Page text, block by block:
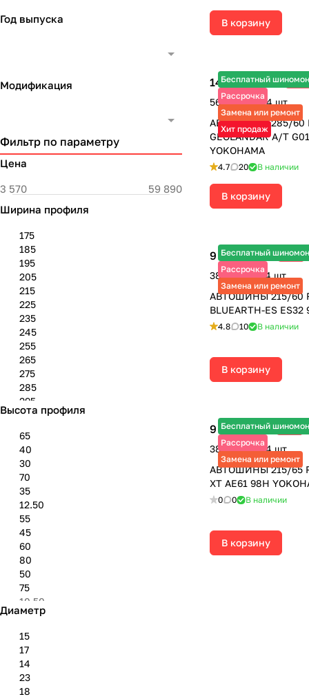
В корзину
Бесплатный
Рассрочка
Замена или ремонт
Хит продаж
14 120 ₽20 170 ₽ -
56 480 ₽ за 4 шт.
АВТОШИНЫ 285/60
GEOLANDAR A/T
YOKOHAMA
4.7 20 В наличии
В корзину
Бесплатный
Рассрочка
Замена или ремонт
9 680 ₽9 980 ₽ -3%
38 720 ₽ за 4 шт.
АВТОШИНЫ 215/60
BLUEARTH-ES ES32
4.8 10 В наличии
В корзину
Бесплатный
Рассрочка
Замена или ремонт
9 685 ₽9 985 ₽ -3%
38 740 ₽ за 4 шт.
АВТОШИНЫ 215/65
XT AE61 98H
0 0 В наличии
В корзину
Год выпуска
Модификация
Фильтр по параметру
Цена
Ширина профиля
175
185
195
205
215
225
235
245
255
265
275
285
295
305
325
33''
155
165
30''
31''
Высота профиля
65
40
30
70
35
12.50
55
45
60
80
50
75
10.50
85
Диаметр
15
17
14
23
18